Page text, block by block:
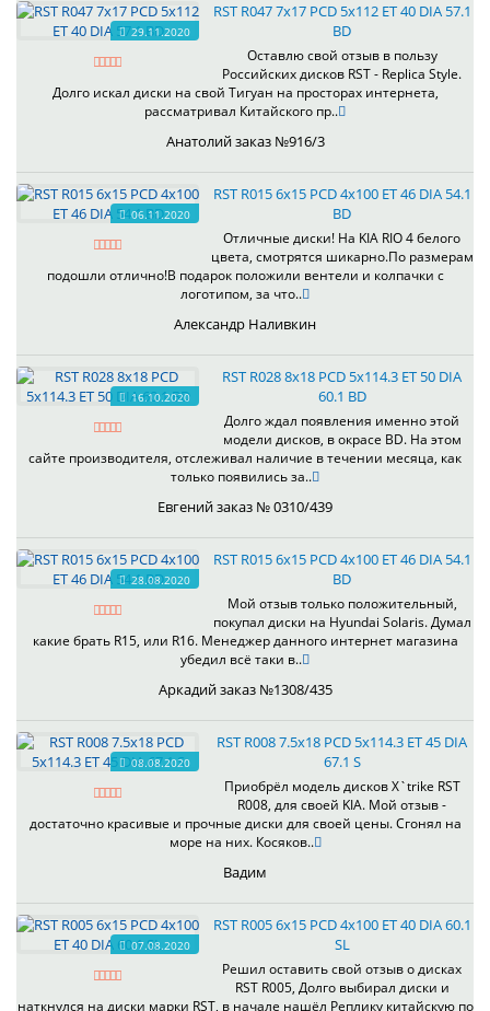
29.11.2020
RST R047 7x17 PCD 5x112 ET 40 DIA 57.1
BD
Оставлю свой отзыв в пользу
Российских дисков RST - Replica Style.
Долго искал диски на свой Тигуан на просторах интернета,
рассматривал Китайского пр..
Анатолий заказ №916/3
06.11.2020
RST R015 6x15 PCD 4x100 ET 46 DIA 54.1
BD
Отличные диски! На KIA RIO 4 белого
цвета, смотрятся шикарно.По размерам
подошли отлично!В подарок положили вентели и колпачки с
логотипом, за что..
Александр Наливкин
16.10.2020
RST R028 8x18 PCD 5x114.3 ET 50 DIA
60.1 BD
Долго ждал появления именно этой
модели дисков, в окрасе BD. На этом
сайте производителя, отслеживал наличие в течении месяца, как
только появились за..
Евгений заказ № 0310/439
28.08.2020
RST R015 6x15 PCD 4x100 ET 46 DIA 54.1
BD
Мой отзыв только положительный,
покупал диски на Hyundai Solaris. Думал
какие брать R15, или R16. Менеджер данного интернет магазина
убедил всё таки в..
Аркадий заказ №1308/435
08.08.2020
RST R008 7.5x18 PCD 5x114.3 ET 45 DIA
67.1 S
Приобрёл модель дисков X`trike RST
R008, для своей KIA. Мой отзыв -
достаточно красивые и прочные диски для своей цены. Сгонял на
море на них. Косяков..
Вадим
07.08.2020
RST R005 6x15 PCD 4x100 ET 40 DIA 60.1
SL
Решил оставить свой отзыв о дисках
RST R005, Долго выбирал диски и
наткнулся на диски марки RST, в начале нашёл Реплику китайскую по